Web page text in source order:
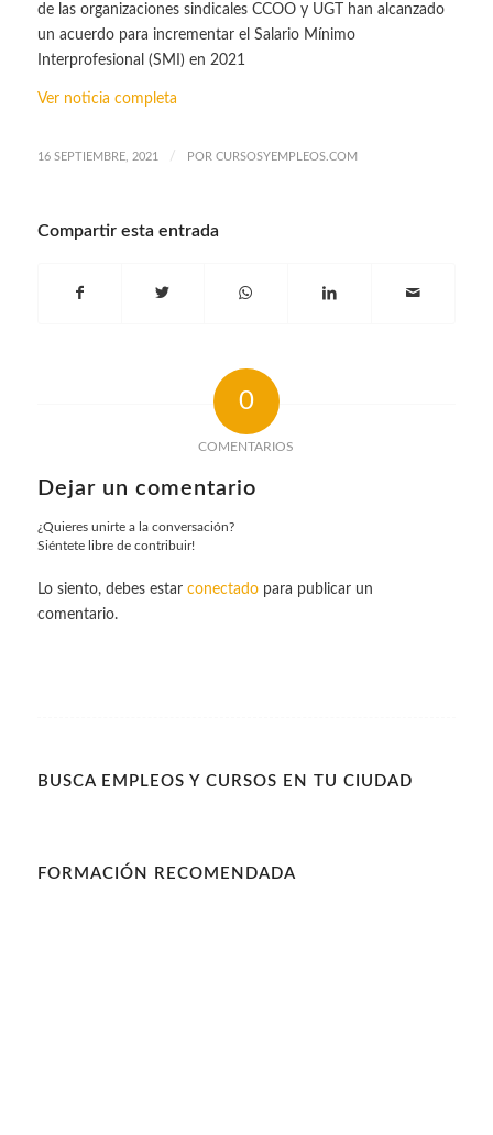
de las organizaciones sindicales CCOO y UGT han alcanzado
un acuerdo para incrementar el Salario Mínimo
Interprofesional (SMI) en 2021
Ver noticia completa
16 SEPTIEMBRE, 2021 / POR CURSOSYEMPLEOS.COM
Compartir esta entrada
0
COMENTARIOS
Dejar un comentario
¿Quieres unirte a la conversación?
Siéntete libre de contribuir!
Lo siento, debes estar conectadopara publicar un
comentario.
BUSCA EMPLEOS Y CURSOS EN TU CIUDAD
FORMACIÓN RECOMENDADA